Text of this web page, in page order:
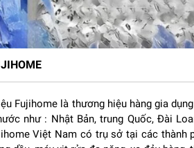
công nghiệp Fujihome IM65
và bền bỉ
IM65 gây ấn tượng với kiểu
Fujihome là thương hiệu hàng gia
như : Nhật Bản, trung Quốc, Đài
Việt Nam có trụ sở tại các thành